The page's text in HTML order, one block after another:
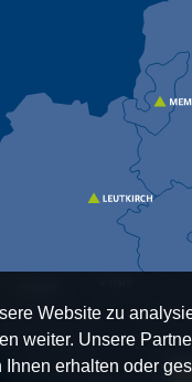
Website zu
weiter. Unsere
erhalten oder